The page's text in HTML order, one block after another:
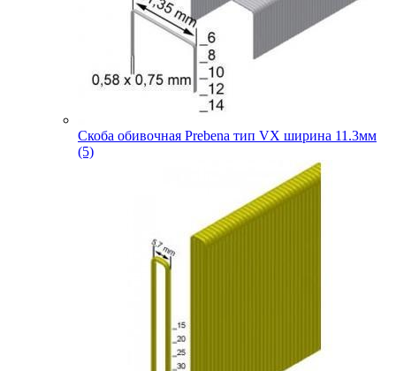
Скоба обивочная Prebena тип VX ширина 11.3мм
(5)